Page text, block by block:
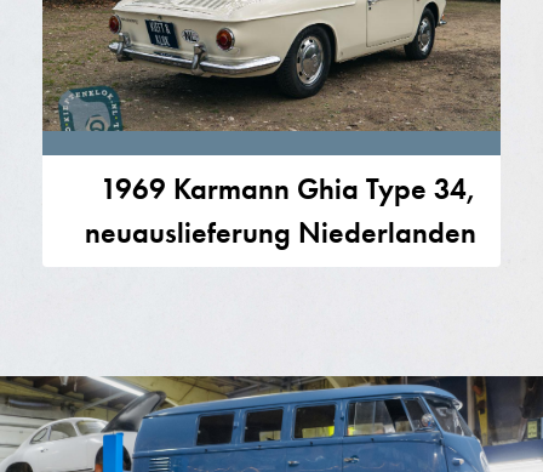
1969 Karmann Ghia Type 34,
neuauslieferung Niederlanden